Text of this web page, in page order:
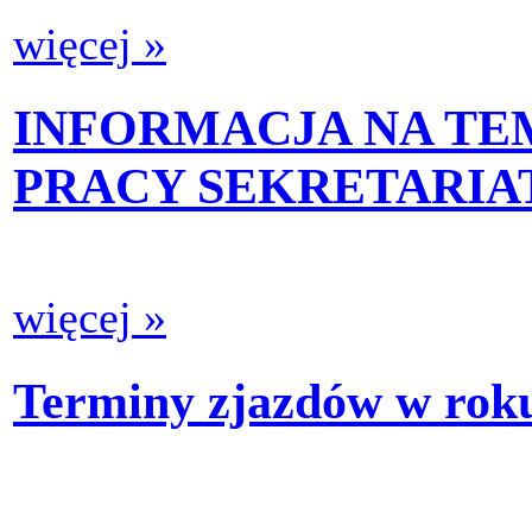
więcej »
INFORMACJA NA
PRACY
więcej »
Terminy zjazdów w